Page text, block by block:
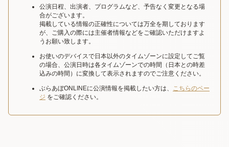
公演日程、出演者、プログラムなど、予告なく変更となる場
合がございます。
掲載している情報の正確性については万全を期しております
が、ご購入の際には主催者情報などをご確認いただけますよ
うお願い致します。
お使いのデバイスで日本以外のタイムゾーンに設定してご覧
の場合、公演日時は各タイムゾーンでの時間（日本との時差
込みの時間）に変換して表示されますのでご注意ください。
ぶらあぼONLINEに公演情報を掲載したい方は、 こちらのペー
ジ をご確認ください。